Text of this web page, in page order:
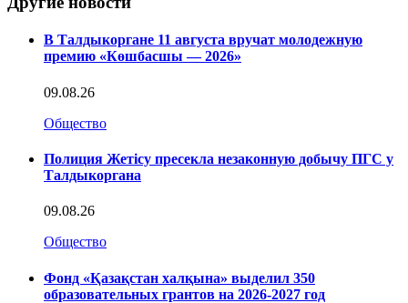
В Талдыкоргане 11 августа вручат молодежную
премию «Көшбасшы — 2026»
09.08.26
Общество
Полиция Жетісу пресекла незаконную добычу ПГС у
Талдыкоргана
09.08.26
Общество
Фонд «Қазақстан халқына» выделил 350
образовательных грантов на 2026-2027 год